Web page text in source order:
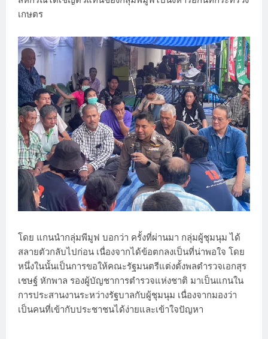
เกษตร
โดย แกนนำกลุ่มพีมูฟ บอกว่า ครั้งที่ผ่านมา กลุ่มผู้ชุมนุม ได้
สลายตัวกลับไปก่อน เนื่องจากได้ข้อตกลงเป็นที่น่าพอใจ โดย
หนึ่งในนั้นเป็นการขอให้คณะรัฐมนตรีแต่งตั้งพลตำรวจเอกสุร
เชษฐ์ หักพาล รองผู้บัญชาการตำรวจแห่งชาติ มาเป็นแกนใน
การประสานงานระหว่างรัฐบาลกับผู้ชุมนุม เนื่องจากมองว่า
เป็นคนที่เข้ากับประชาชนได้ง่ายและเข้าใจปัญหา